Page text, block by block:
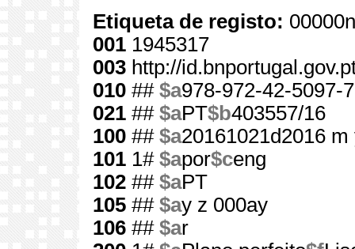
Etiqueta de registo:
001 1945317
003 http://
010 ## $a978-972-42-5097-7
021 ## $aPT$b403557/16
100 ## $a20161021d2016
101 1# $apor$ceng
102 ## $aPT
105 ## $ay z 000ay
106 ## $ar